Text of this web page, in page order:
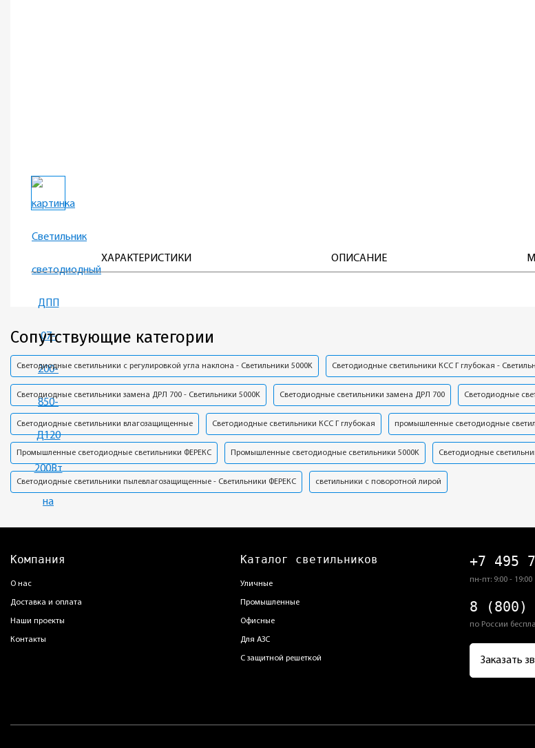
ХАРАКТЕРИСТИКИ ОПИСАНИЕ
Сопутствующие категории
Светодиодные светильники с регулировкой угла наклона - Светильники 5000K Светодиодные светильники КСС Г глубокая -
Светодиодные светильники замена ДРЛ 700 - Светильники 5000K Светодиодные светильники замена ДРЛ 700 Светодиодные
Светодиодные светильники влагозащищенные Светодиодные светильники КСС Г глубокая промышленные светодиодные
Промышленные светодиодные светильники ФЕРЕКС Промышленные светодиодные светильники 5000K Светодиодные
Светодиодные светильники пылевлагозащищенные - Светильники ФЕРЕКС светильники с поворотной лирой
Компания
О нас
Доставка и оплата
Наши проекты
Контакты
Каталог светильников
Уличные
Промышленные
Офисные
Для АЗС
С защитной решеткой
+7 495
пн-пт: 9:00 - 19:00
8 (800)
по России
Заказать